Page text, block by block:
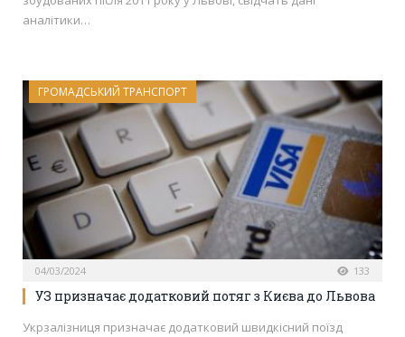
аналітики…
ГРОМАДСЬКИЙ ТРАНСПОРТ
04/03/2024 133
УЗ призначає додатковий потяг з Києва до Львова
Укрзалізниця призначає додатковий швидкісний поїзд